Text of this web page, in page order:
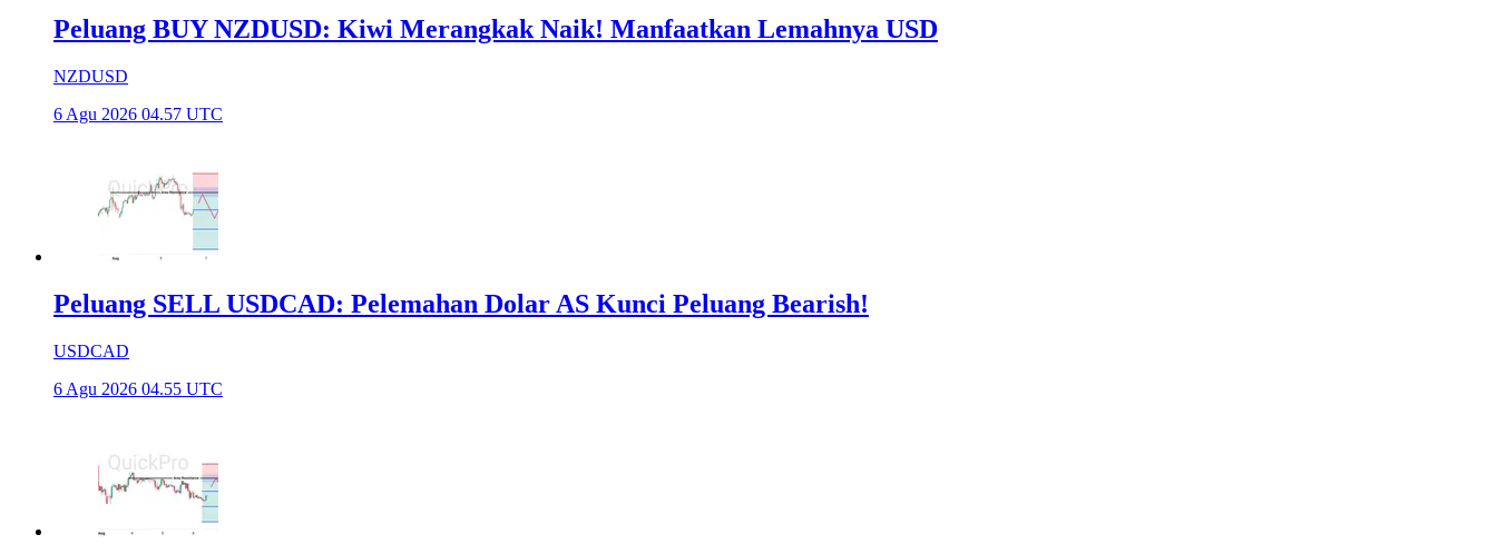
Peluang BUY NZDUSD: Kiwi Merangkak Naik! Manfaatkan Lemahnya USD
NZDUSD
6 Agu 2026 04.57 UTC
Peluang SELL USDCAD: Pelemahan Dolar AS Kunci Peluang Bearish!
USDCAD
6 Agu 2026 04.55 UTC